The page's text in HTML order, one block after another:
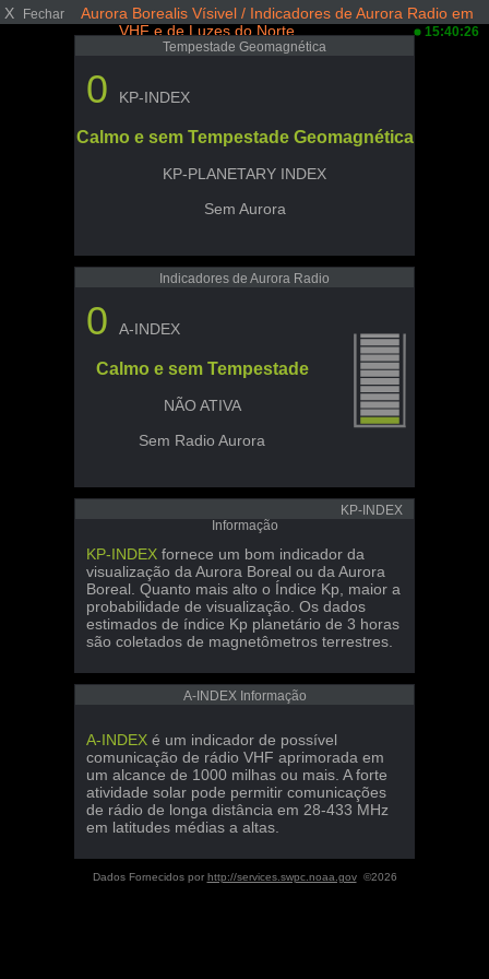
X Fechar
Aurora Borealis Vísivel / Indicadores de Aurora Radio em
VHF e de Luzes do Norte
15:40:26
Tempestade Geomagnética
0 KP-INDEX
Calmo e sem Tempestade Geomagnética
KP-PLANETARY INDEX
Sem Aurora
Indicadores de Aurora Radio
0 A-INDEX
Calmo e sem Tempestade
NÃO ATIVA
Sem Radio Aurora
KP-INDEX
Informação
KP-INDEX fornece um bom indicador da
visualização da Aurora Boreal ou da Aurora
Boreal. Quanto mais alto o Índice Kp, maior a
probabilidade de visualização. Os dados
estimados de índice Kp planetário de 3 horas
são coletados de magnetômetros terrestres.
A-INDEX Informação
A-INDEX é um indicador de possível
comunicação de rádio VHF aprimorada em
um alcance de 1000 milhas ou mais. A forte
atividade solar pode permitir comunicações
de rádio de longa distância em 28-433 MHz
em latitudes médias a altas.
Dados Fornecidos por http://services.swpc.noaa.gov©2026